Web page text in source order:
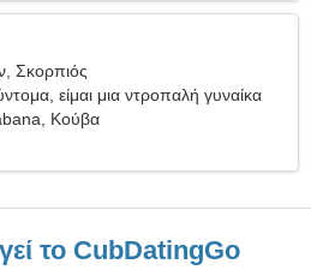
Σκορπιός
είμαι μια ντροπαλή γυναίκα
Κούβα
το CubDatingGo